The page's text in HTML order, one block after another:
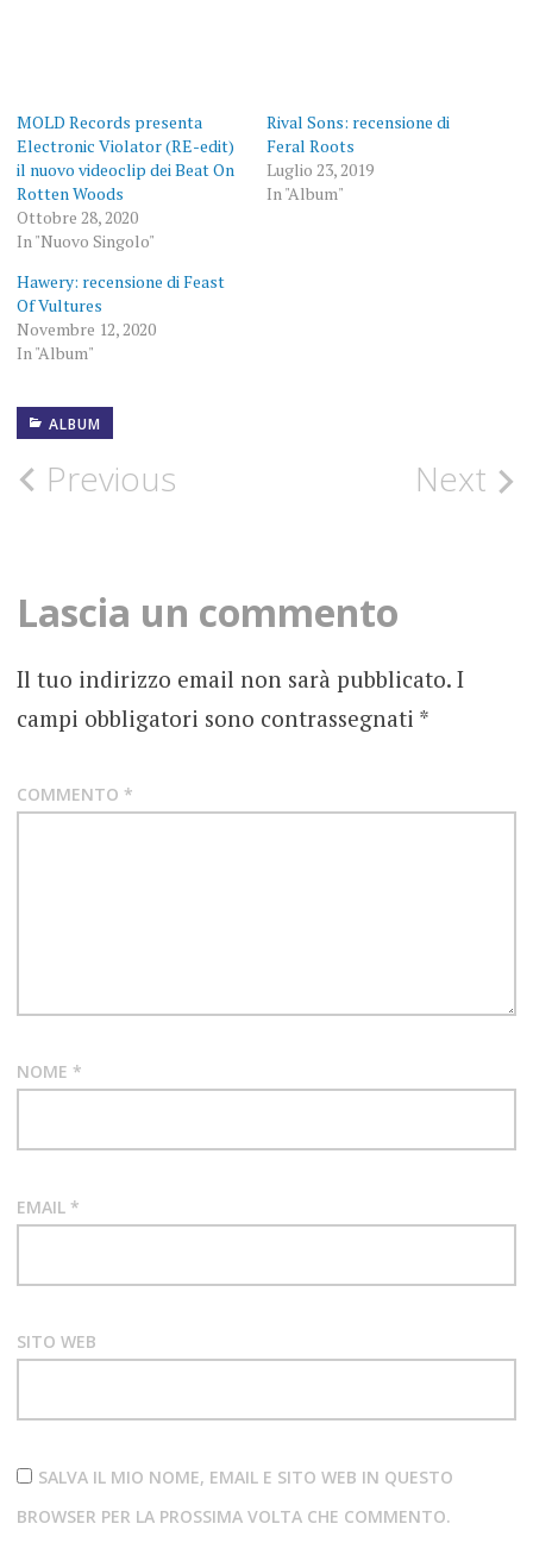
MOLD Records presenta
Electronic Violator (RE-edit)
il nuovo videoclip dei Beat On
Rotten Woods
Ottobre 28, 2020
In "Nuovo Singolo"
Rival Sons: recensione di
Feral Roots
Luglio 23, 2019
In "Album"
Hawery: recensione di Feast
Of Vultures
Novembre 12, 2020
In "Album"
ALBUM
4
FEBBRAIO
ROTTEN
WOODS
BLUES
COUNTRY
FOLK
RECENSIONE
ALBUM
Post
Previous Next
Lascia un commento
Il tuo indirizzo email non sarà pubblicato. I
campi obbligatori sono contrassegnati *
COMMENTO *
NOME *
EMAIL *
SITO WEB
SALVA IL MIO NOME, EMAIL E SITO WEB IN QUESTO
BROWSER PER LA PROSSIMA VOLTA CHE COMMENTO.